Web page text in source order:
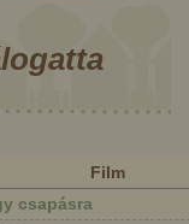
Film
csapásra